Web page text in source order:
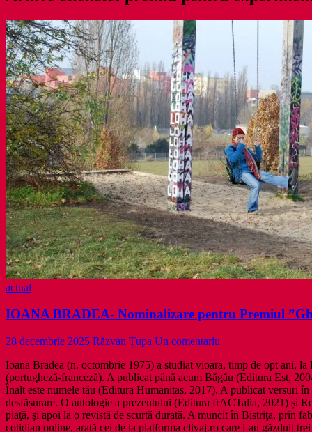
actual
IOANA BRADEA- Nominalizare pentru Premiul
28 decembrie 2025 Răzvan Țupa Un comentariu
Ioana Bradea (n. octombrie 1975) a studiat vioara, timp de opt ani,
(portugheză‑franceză). A publicat până acum Băgău (Editura Est,
Înalt este numele tău (Editura Humanitas, 2017). A publicat versuri
desfășurare. O antologie a prezentului (Editura frACTalia, 2021) și
piaţă, şi apoi la o revistă de scurtă durată. A muncit în Bistriţa, prin
cotidian online, arată cei de la platforma clivaj.ro care i-au găzduit